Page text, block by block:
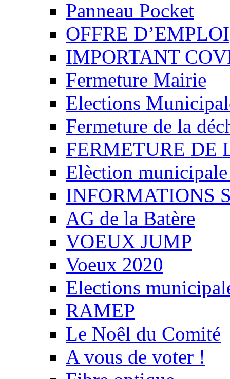
Panneau Pocket
OFFRE D’EMPLOI
IMPORTANT
Fermeture Mairie
Elections
Fermeture de la
FERMETURE DE
Elèction
INFORMATIONS
AG de la Batère
VOEUX JUMP
Voeux 2020
Elections
RAMEP
Le Noêl du Comité
A vous de voter !